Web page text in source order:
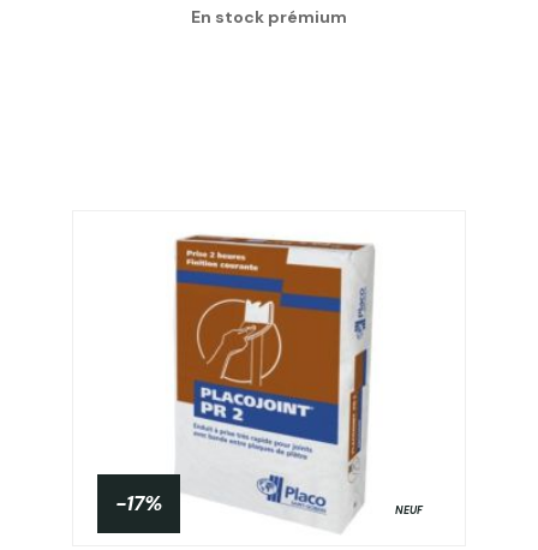
En stock prémium
-17% NEUF